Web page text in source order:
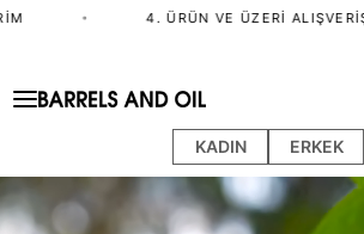
VE ÜZERI ALIŞVERIŞTE %20 İNDIRIM
KADIN ERKEK